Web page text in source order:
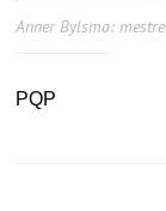
Anner Bylsma: mestre
PQP